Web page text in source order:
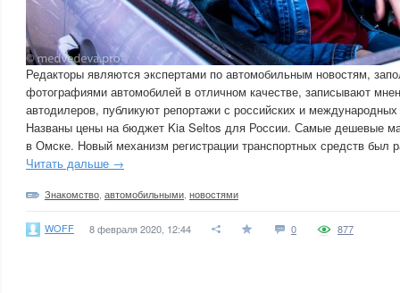
Редакторы являются экспертами по автомобильным новостям,
фотографиями автомобилей в отличном качестве, записывают
автодилеров, публикуют репортажи с российских и
Названы цены на бюджет Kia Seltos для России. Самые дешевые
в Омске. Новый механизм регистрации транспортных средств был
Читать дальше →
Знакомство автомобильными новостями
WOFF 8 февраля 2020, 12:44 0 877